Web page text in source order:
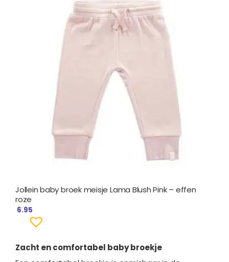
Jollein baby broek meisje Lama Blush Pink – effen
roze
6.95
Zacht en comfortabel baby broekje